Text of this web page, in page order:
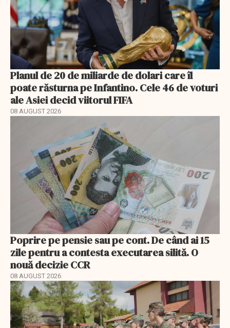
Planul de 20 de miliarde de dolari care îl
poate răsturna pe Infantino. Cele 46 de voturi
ale Asiei decid viitorul FIFA
08 AUGUST 2026
Poprire pe pensie sau pe cont. De când ai 15
zile pentru a contesta executarea silită. O
nouă decizie CCR
08 AUGUST 2026